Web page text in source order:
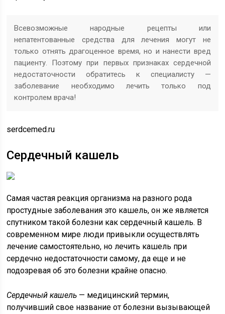
Всевозможные народные рецепты или
непатентованные средства для лечения могут не
только отнять драгоценное время, но и нанести вред
пациенту. Поэтому при первых признаках сердечной
недостаточности обратитесь к специалисту —
заболевание необходимо лечить только под
контролем врача!
serdcemed.ru
Сердечный кашель
Самая частая реакция организма на разного рода
простудные заболевания это кашель, он же является
спутником такой болезни как сердечный кашель. В
современном мире люди привыкли осуществлять
лечение самостоятельно, но лечить кашель при
сердечно недостаточности самому, да еще и не
подозревая об это болезни крайне опасно.
Сердечный кашель — медицинский термин,
получивший свое название от болезни вызывающей